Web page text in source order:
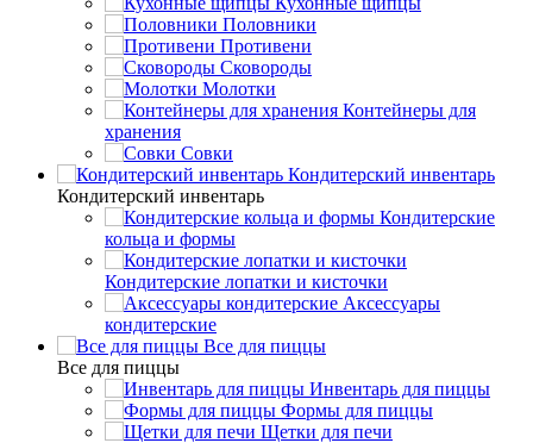
Половники
Противени
Сковороды
Молотки
Контейнеры для
хранения
Совки
Кондитерский инвентарь
Кондитерский инвентарь
Кондитерские
кольца и формы
Кондитерские лопатки и кисточки
Аксессуары
кондитерские
Все для пиццы
Все для пиццы
Инвентарь для пиццы
Формы для пиццы
Щетки для печи